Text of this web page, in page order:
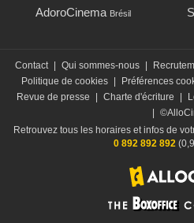
AdoroCinema Brésil
Contact Qui sommes-nous
Politique de cookies
Préférences
Revue de presse
Charte d'écriture
Retrouvez tous les horaires et infos de
0 892 892 892